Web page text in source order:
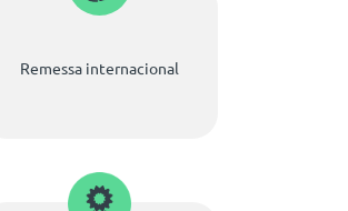
Remessa internacional